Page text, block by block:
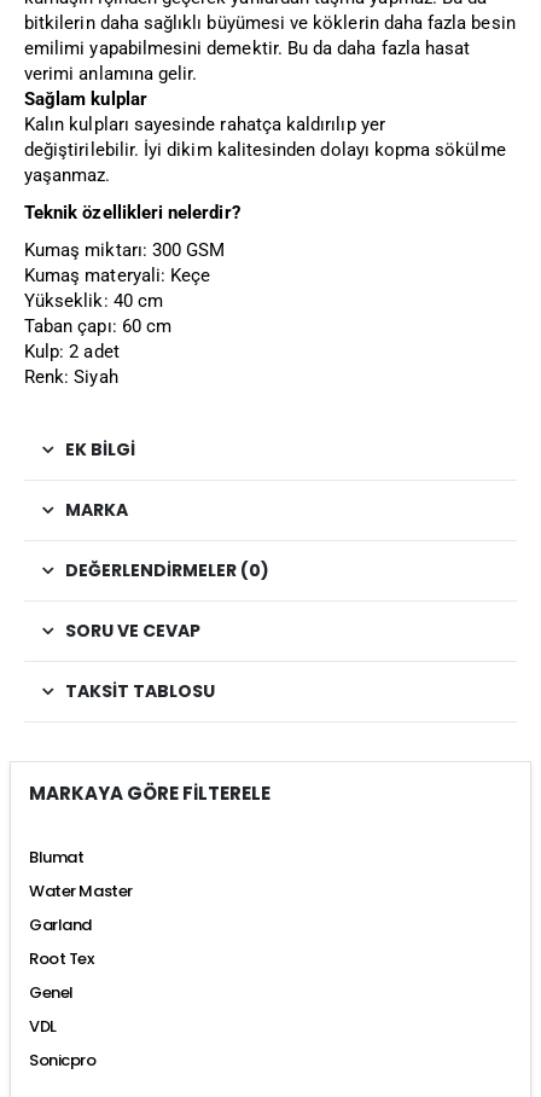
bitkilerin daha sağlıklı büyümesi ve köklerin daha fazla besin
emilimi yapabilmesini demektir. Bu da daha fazla hasat
verimi anlamına gelir.
Sağlam kulplar
Kalın kulpları sayesinde rahatça kaldırılıp yer
değiştirilebilir. İyi dikim kalitesinden dolayı kopma sökülme
yaşanmaz.
Teknik özellikleri nelerdir?
Kumaş miktarı: 300 GSM
Kumaş materyali: Keçe
Yükseklik: 40 cm
Taban çapı: 60 cm
Kulp: 2 adet
Renk: Siyah
EK BILGI
MARKA
DEĞERLENDIRMELER (0)
SORU VE CEVAP
TAKSIT TABLOSU
MARKAYA GÖRE FİLTERELE
Blumat
Water Master
Garland
Root Tex
Genel
VDL
Sonicpro